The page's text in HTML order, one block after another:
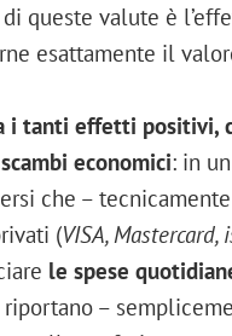
queste valute è
esattamente il
i tanti effetti positivi,
economici: in
che –
(VISA,
le spese
–